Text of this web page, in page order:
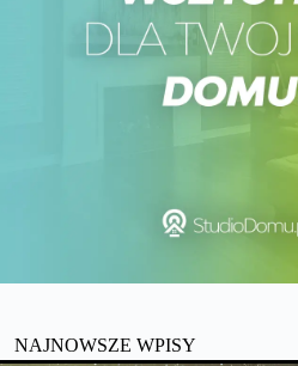
NAJNOWSZE WPISY